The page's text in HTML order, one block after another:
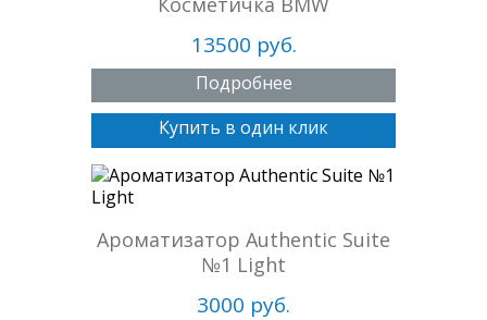
13500 руб.
Подробнее
Купить в один клик
Ароматизатор Authentic Suite
№1 Light
3000 руб.